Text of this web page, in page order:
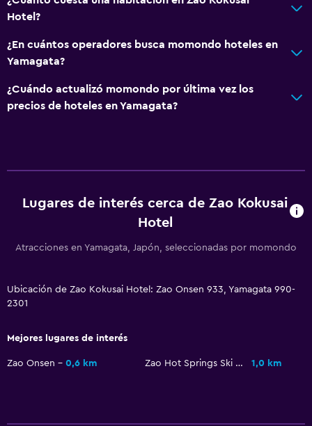
Servicios y facilidades
Servicio de habitaciones
Recepción 24 horas
Restaurante
Máquina expendedora (bebidas)
Estacionamiento y transporte
Estacionamiento gratuito
Estacionamiento privado
Hotel?
¿En cuántos operadores busca momondo hoteles en
Yamagata?
¿Cuándo actualizó momondo por última vez los
precios de hoteles en Yamagata?
Lugares de interés cerca de Zao Kokusai
Hotel
Atracciones en Yamagata, Japón, seleccionadas por momondo
Ubicación de Zao Kokusai Hotel: Zao Onsen 933, Yamagata 990-
2301
Mejores lugares de interés
Zao Onsen 0,6 km Zao Hot Springs Ski Resort 1,0 km